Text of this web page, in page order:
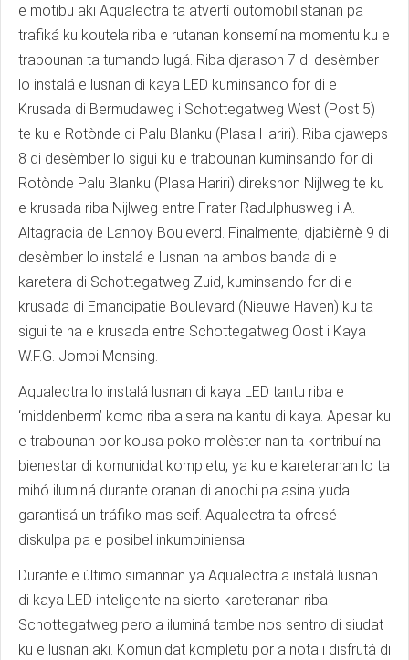
e motibu aki Aqualectra ta atvertí outomobilistanan pa
trafiká ku koutela riba e rutanan konserní na momentu ku e
trabounan ta tumando lugá. Riba djarason 7 di desèmber
lo instalá e lusnan di kaya LED kuminsando for di e
Krusada di Bermudaweg i Schottegatweg West (Post 5)
te ku e Rotònde di Palu Blanku (Plasa Hariri). Riba djaweps
8 di desèmber lo sigui ku e trabounan kuminsando for di
Rotònde Palu Blanku (Plasa Hariri) direkshon Nijlweg te ku
e krusada riba Nijlweg entre Frater Radulphusweg i A.
Altagracia de Lannoy Bouleverd. Finalmente, djabièrnè 9 di
desèmber lo instalá e lusnan na ambos banda di e
karetera di Schottegatweg Zuid, kuminsando for di e
krusada di Emancipatie Boulevard (Nieuwe Haven) ku ta
sigui te na e krusada entre Schottegatweg Oost i Kaya
W.F.G. Jombi Mensing.
Aqualectra lo instalá lusnan di kaya LED tantu riba e
‘middenberm’ komo riba alsera na kantu di kaya. Apesar ku
e trabounan por kousa poko molèster nan ta kontribuí na
bienestar di komunidat kompletu, ya ku e kareteranan lo ta
mihó iluminá durante oranan di anochi pa asina yuda
garantisá un tráfiko mas seif. Aqualectra ta ofresé
diskulpa pa e posibel inkumbiniensa.
Durante e último simannan ya Aqualectra a instalá lusnan
di kaya LED inteligente na sierto kareteranan riba
Schottegatweg pero a iluminá tambe nos sentro di siudat
ku e lusnan aki. Komunidat kompletu por a nota i disfrutá di